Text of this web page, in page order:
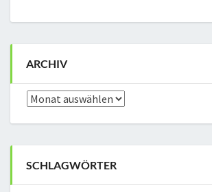
ARCHIV
Archiv
SCHLAGWÖRTER